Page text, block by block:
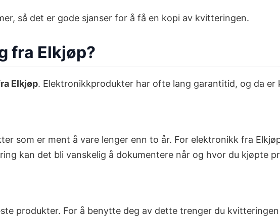
så det er gode sjanser for å få en kopi av kvitteringen.
fra Elkjøp?
Elkjøp. Elektronikkprodukter har ofte lang garantitid, og da er
som er ment å vare lenger enn to år. For elektronikk fra
kan det bli vanskelig å dokumentere når og hvor du kjøpte
produkter. For å benytte deg av dette trenger du